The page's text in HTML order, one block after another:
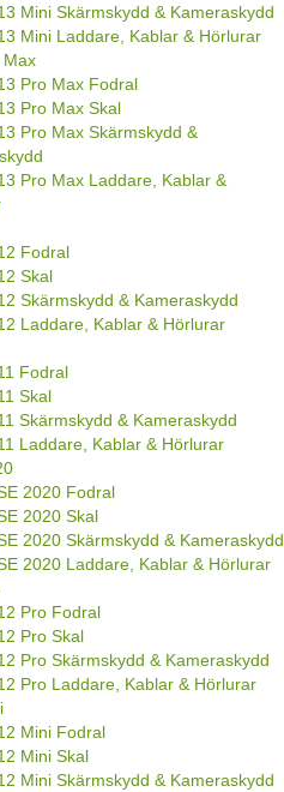
Mini Skärmskydd & Kameraskydd
Mini Laddare, Kablar & Hörlurar
Max
Pro Max Fodral
Pro Max Skal
Pro Max Skärmskydd &
Pro Max Laddare, Kablar &
Fodral
Skal
Skärmskydd & Kameraskydd
Laddare, Kablar & Hörlurar
Fodral
Skal
Skärmskydd & Kameraskydd
Laddare, Kablar & Hörlurar
2020 Fodral
2020 Skal
2020 Skärmskydd & Kameraskydd
2020 Laddare, Kablar & Hörlurar
Pro Fodral
Pro Skal
Pro Skärmskydd & Kameraskydd
Pro Laddare, Kablar & Hörlurar
Mini Fodral
Mini Skal
Mini Skärmskydd & Kameraskydd